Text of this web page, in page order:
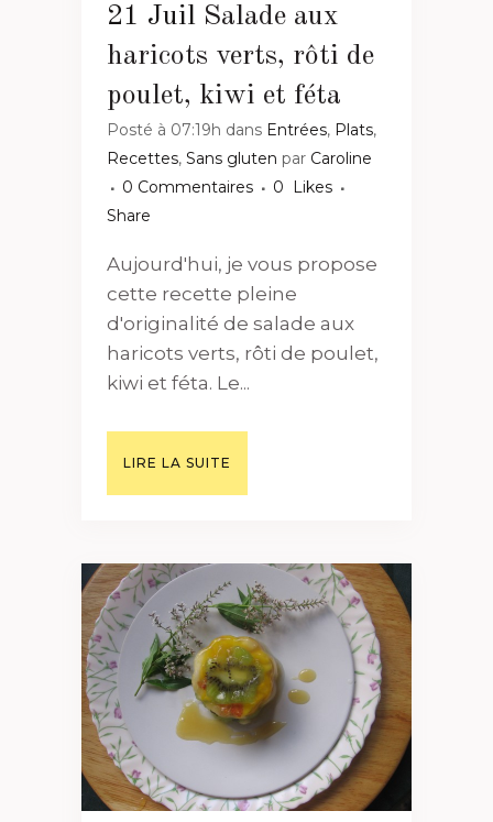
21 Juil Salade aux
haricots verts, rôti de
poulet, kiwi et féta
Posté à 07:19h dans Entrées, Plats,
Recettes, Sans gluten par Caroline
0 Commentaires
0
Likes
Share
Aujourd'hui, je vous propose
cette recette pleine
d'originalité de salade aux
haricots verts, rôti de poulet,
kiwi et féta. Le...
LIRE LA SUITE